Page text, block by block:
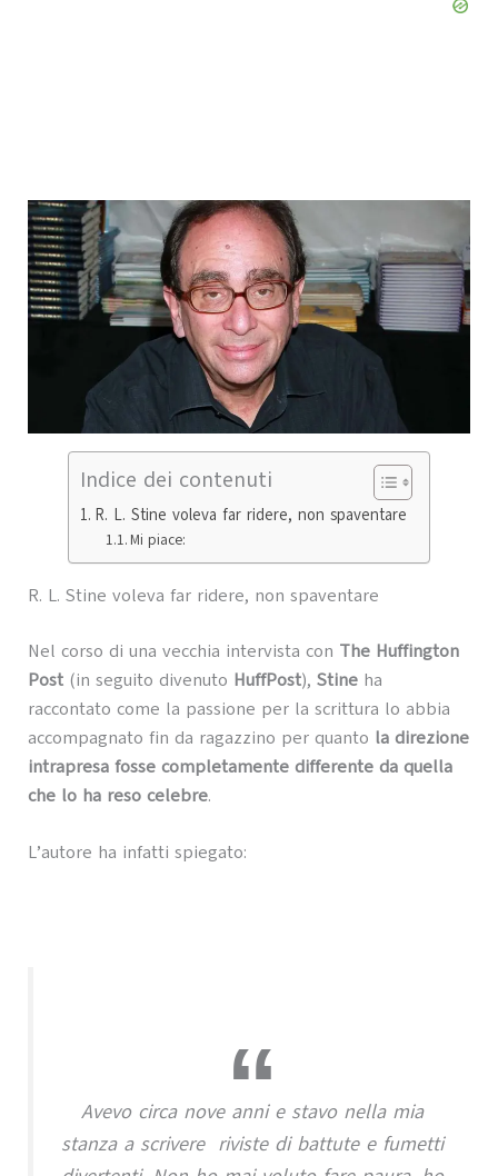
Indice dei contenuti
R. L. Stine voleva far ridere, non spaventare
Mi piace:
R. L. Stine voleva far ridere, non spaventare
Nel corso di una vecchia intervista con The Huffington
Post(in seguito divenuto HuffPost), Stineha
raccontato come la passione per la scrittura lo abbia
accompagnato fin da ragazzino per quanto la direzione
intrapresa fosse completamente differente da quella
che lo ha reso celebre.
L’autore ha infatti spiegato:
Avevo circa nove anni e stavo nella mia
stanza a scrivere riviste di battute e fumetti